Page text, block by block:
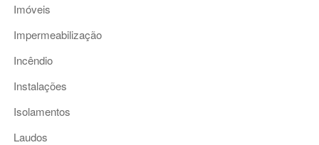
Imóveis
Impermeabilização
Incêndio
Instalações
Isolamentos
Laudos